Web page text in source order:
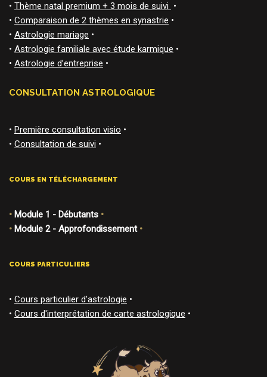
• Thème natal premium + 3 mois de suivi •
• Comparaison de 2 thèmes en synastrie •
• Astrologie mariage •
• Astrologie familiale avec étude karmique •
• Astrologie d’entreprise •
CONSULTATION ASTROLOGIQUE
• Première consultation visio •
• Consultation de suivi •
COURS EN TÉLÉCHARGEMENT
• Module 1 - Débutants •
• Module 2 - Approfondissement•
COURS PARTICULIERS
• Cours particulier d'astrologie •
• Cours d'interprétation de carte astrologique •